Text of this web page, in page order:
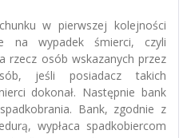
w pierwszej kolejności
na wypadek śmierci, czyli
rzecz osób wskazanych przez
jeśli posiadacz takich
dokonał. Następnie bank
Bank, zgodnie z
wypłaca spadkobiercom